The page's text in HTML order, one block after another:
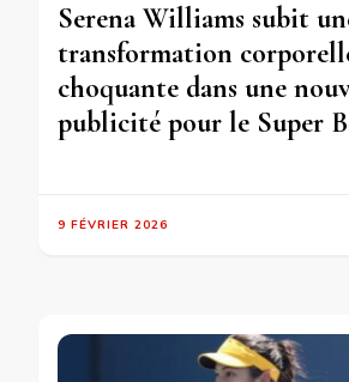
Serena Williams subit
transformation
choquante dans une
publicité pour le Super
9 FÉVRIER 2026